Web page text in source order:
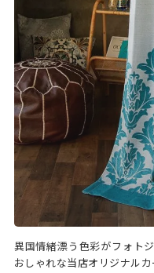
異国情緒漂う色彩がフォト
おしゃれな当店オリジナルカ